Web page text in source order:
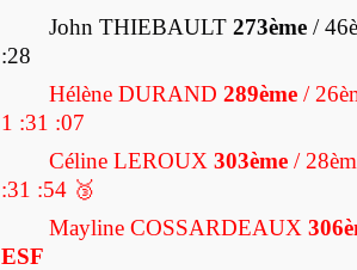
John THIEBAULT 273ème /
:28
Hélène DURAND 289ème /
1 :31 :07
Céline LEROUX 303ème /
:31 :54 🥉
Mayline COSSARDEAUX
ESF